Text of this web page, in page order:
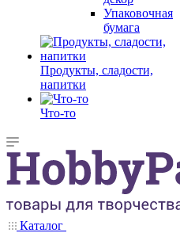
Упаковочная
бумага
Продукты, сладости,
напитки
Что-то
Каталог